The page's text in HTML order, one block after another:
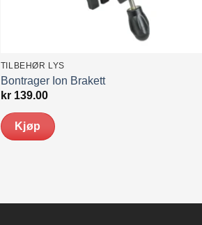
TILBEHØR LYS
Bontrager Ion Brakett
kr139.00
Kjøp